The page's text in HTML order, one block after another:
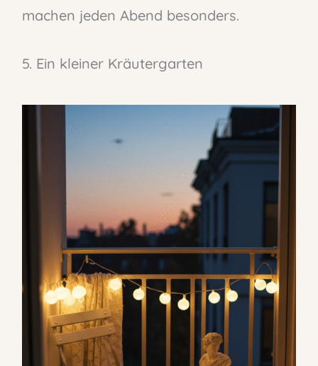
machen jeden Abend besonders.
5. Ein kleiner Kräutergarten